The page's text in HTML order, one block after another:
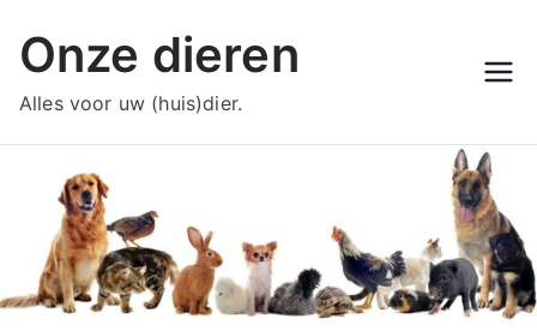
naar
inhoud
Onze dieren
Alles voor uw (huis)dier.